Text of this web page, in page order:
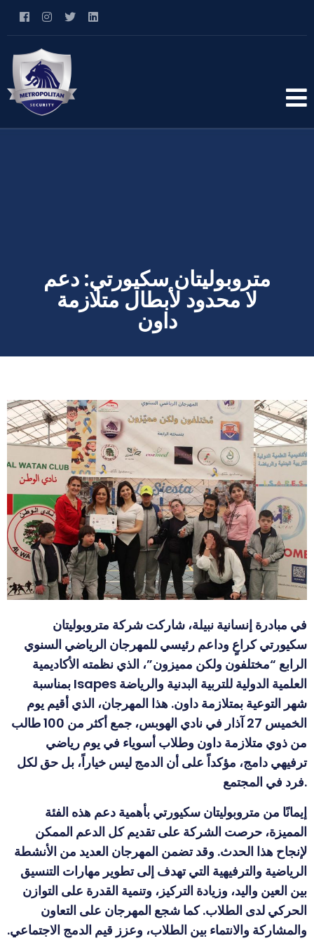
متروبوليتان سكيورتي: دعم
لا محدود لأبطال متلازمة
داون
في مبادرة إنسانية نبيلة، شاركت شركة متروبوليتان
سكيورتي كراعٍ وداعم رئيسي للمهرجان الرياضي السنوي
الرابع “مختلفون ولكن مميزون”، الذي نظمته الأكاديمية
العلمية الدولية للتربية البدنية والرياضة Isapes بمناسبة
شهر التوعية بمتلازمة داون. هذا المهرجان، الذي أقيم يوم
الخميس 27 آذار في نادي الهوبس، جمع أكثر من 100 طالب
من ذوي متلازمة داون وطلاب أسوياء في يوم رياضي
ترفيهي دامج، مؤكداً على أن الدمج ليس خياراً، بل حق لكل
فرد في المجتمع.
إيمانًا من متروبوليتان سكيورتي بأهمية دعم هذه الفئة
المميزة، حرصت الشركة على تقديم كل الدعم الممكن
لإنجاح هذا الحدث. وقد تضمن المهرجان العديد من الأنشطة
الرياضية والترفيهية التي تهدف إلى تطوير مهارات التنسيق
بين العين واليد، وزيادة التركيز، وتنمية القدرة على التوازن
الحركي لدى الطلاب. كما شجع المهرجان على التعاون
والمشاركة والانتماء بين الطلاب، وعزز قيم الدمج الاجتماعي.